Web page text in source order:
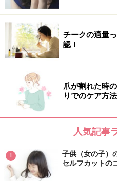
チークの適量
認！
爪が割れた時
りでのケア方法
人気記事
1
子供（女の子）
セルフカットの